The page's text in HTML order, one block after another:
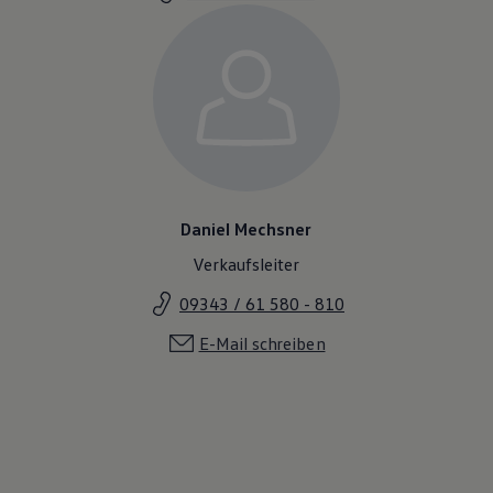
Daniel Mechsner
Verkaufsleiter
09343 / 61 580 - 810
E-Mail schreiben